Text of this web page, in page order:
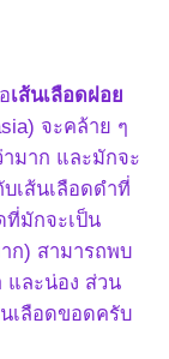
เส้นเลือดฝอย
จะคล้าย ๆ
มาก และมักจะ
เส้นเลือดดำที่
ที่มักจะเป็น
ก) สามารถพบ
และน่อง ส่วน
เลือดขอดครับ